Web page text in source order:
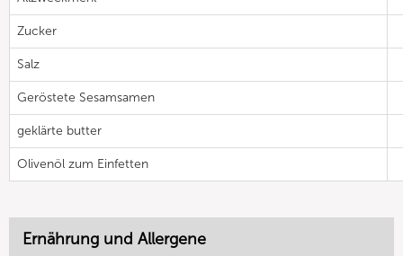
Zucker
Salz
Geröstete Sesamsamen
geklärte butter
Olivenöl zum Einfetten
Ernährung und Allergene